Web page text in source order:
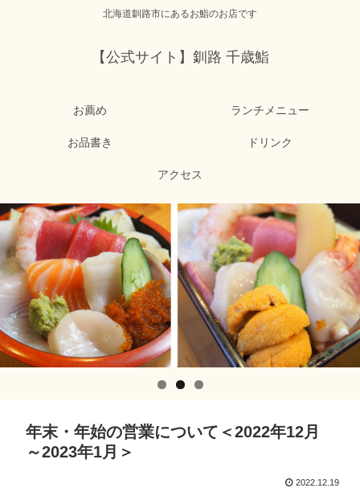
北海道釧路市にあるお鮨のお店です
【公式サイト】釧路 千歳鮨
お薦め ランチメニュー
お品書き ドリンク
アクセス
年末・年始の営業について＜2022年12月
～2023年1月＞
2022.12.19